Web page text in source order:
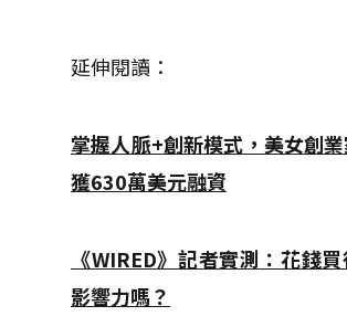
延伸閱讀：
掌握人脈+創新模式，美女創
獲630萬美元融資
《WIRED》記者實測：花錢
影響力嗎？